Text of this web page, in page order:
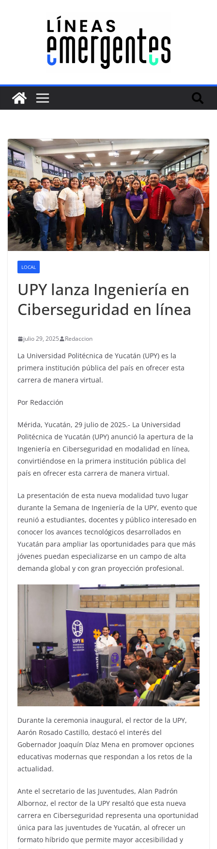
LOCAL
UPY lanza Ingeniería en
Ciberseguridad en línea
julio 29, 2025 Redaccion
La Universidad Politécnica de Yucatán (UPY) es la
primera institución pública del país en ofrecer esta
carrera de manera virtual.
Por Redacción
Mérida, Yucatán, 29 julio de 2025.- La Universidad
Politécnica de Yucatán (UPY) anunció la apertura de la
Ingeniería en Ciberseguridad en modalidad en línea,
convirtiéndose en la primera institución pública del
país en ofrecer esta carrera de manera virtual.
La presentación de esta nueva modalidad tuvo lugar
durante la Semana de Ingeniería de la UPY, evento que
reunió a estudiantes, docentes y público interesado en
conocer los avances tecnológicos desarrollados en
Yucatán para ampliar las oportunidades para que más
jóvenes puedan especializarse en un campo de alta
demanda global y con gran proyección profesional.
Durante la ceremonia inaugural, el rector de la UPY,
Aarón Rosado Castillo, destacó el interés del
Gobernador Joaquín Díaz Mena en promover opciones
educativas modernas que respondan a los retos de la
actualidad.
Ante el secretario de las Juventudes, Alan Padrón
Albornoz, el rector de la UPY resaltó que esta nueva
carrera en Ciberseguridad representa una oportunidad
única para las juventudes de Yucatán, al ofrecer un
formato híbrido que permite mayor accesibilidad y